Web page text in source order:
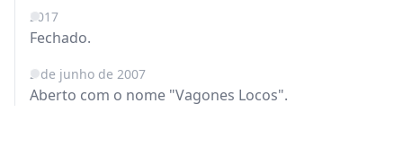
2017
Fechado.
2 de junho de 2007
Aberto com o nome "Vagones Locos".